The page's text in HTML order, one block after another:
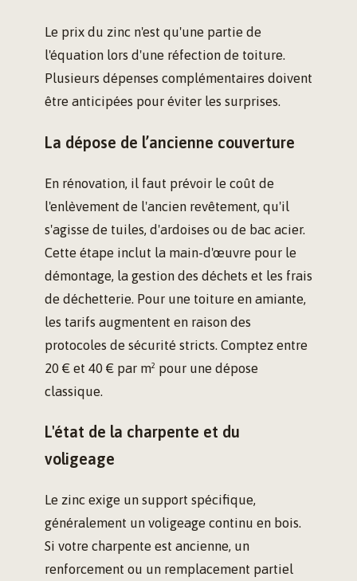
Le prix du zinc n'est qu'une partie de
l'équation lors d'une réfection de toiture.
Plusieurs dépenses complémentaires doivent
être anticipées pour éviter les surprises.
La dépose de l’ancienne couverture
En rénovation, il faut prévoir le coût de
l'enlèvement de l'ancien revêtement, qu'il
s'agisse de tuiles, d'ardoises ou de bac acier.
Cette étape inclut la main-d'œuvre pour le
démontage, la gestion des déchets et les frais
de déchetterie. Pour une toiture en amiante,
les tarifs augmentent en raison des
protocoles de sécurité stricts. Comptez entre
20 € et 40 € par m² pour une dépose
classique.
L'état de la charpente et du
voligeage
Le zinc exige un support spécifique,
généralement un voligeage continu en bois.
Si votre charpente est ancienne, un
renforcement ou un remplacement partiel